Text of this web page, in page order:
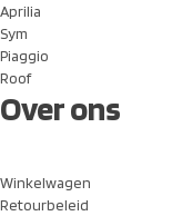
Aprilia
Sym
Piaggio
Roof
Over ons
Winkelwagen
Retourbeleid